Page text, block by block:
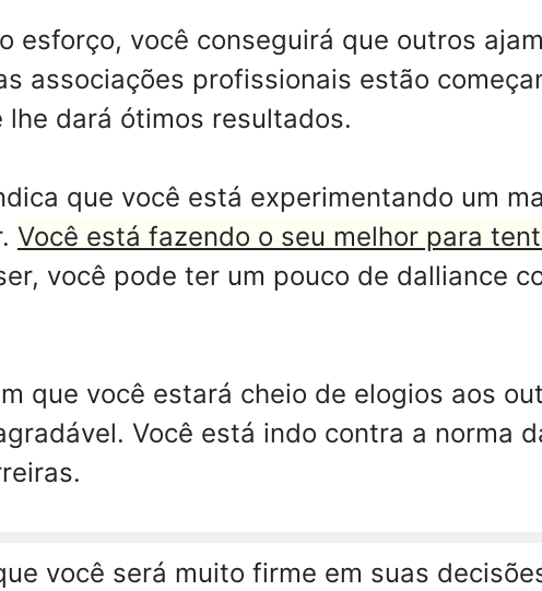
esforço, você conseguirá que outros
associações profissionais estão
dará ótimos resultados.
que você está experimentando um
Você está fazendo o seu melhor para
você pode ter um pouco de dalliance
que você estará cheio de elogios aos
Você está indo contra a norma
você será muito firme em suas